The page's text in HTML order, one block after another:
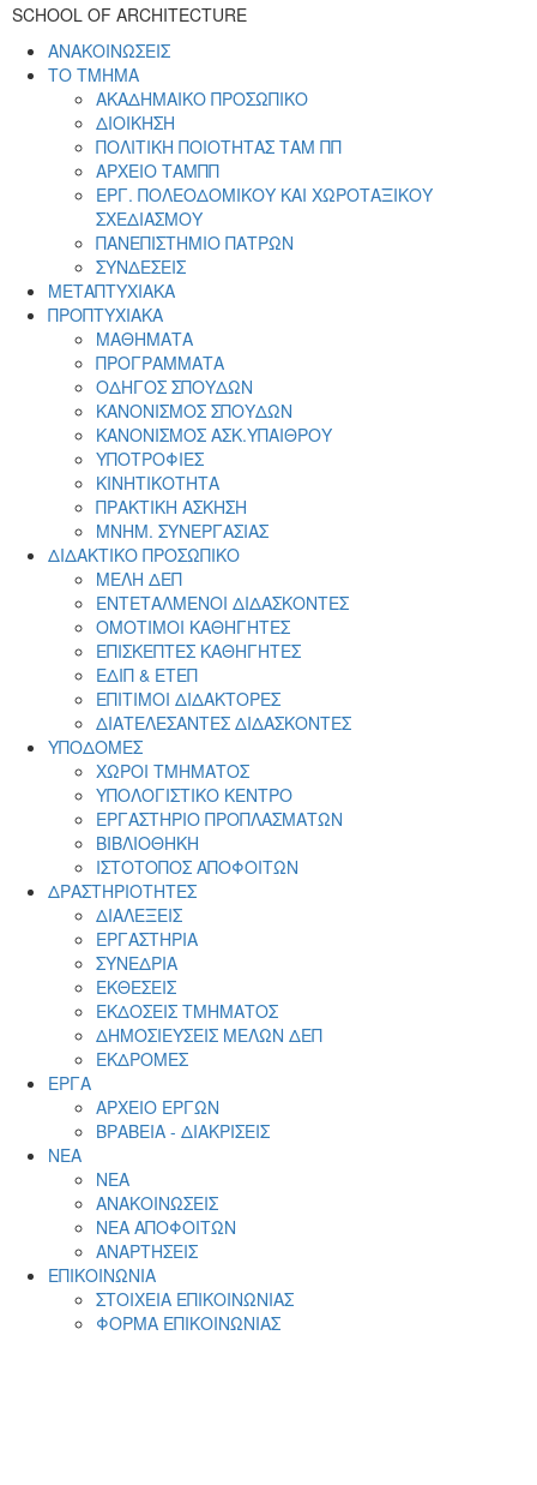
SCHOOL OF ARCHITECTURE
ΑΝΑΚΟΙΝΩΣΕΙΣ
ΤΟ ΤΜΗΜΑ
ΑΚΑΔΗΜΑΙΚΟ ΠΡΟΣΩΠΙΚΟ
ΔΙΟΙΚΗΣΗ
ΠΟΛΙΤΙΚΗ ΠΟΙΟΤΗΤΑΣ ΤΑΜ ΠΠ
ΑΡΧΕΙΟ ΤΑΜΠΠ
ΕΡΓ. ΠΟΛΕΟΔΟΜΙΚΟΥ ΚΑΙ ΧΩΡΟΤΑΞΙΚΟΥ
ΣΧΕΔΙΑΣΜΟΥ
ΠΑΝΕΠΙΣΤΗΜΙΟ ΠΑΤΡΩΝ
ΣΥΝΔΕΣΕΙΣ
ΜΕΤΑΠΤΥΧΙΑΚΑ
ΠΡΟΠΤΥΧΙΑΚΑ
ΜΑΘΗΜΑΤΑ
ΠΡΟΓΡΑΜΜΑΤΑ
ΟΔΗΓΟΣ ΣΠΟΥΔΩΝ
ΚΑΝΟΝΙΣΜΟΣ ΣΠΟΥΔΩΝ
ΚΑΝΟΝΙΣΜΟΣ ΑΣΚ.ΥΠΑΙΘΡΟΥ
ΥΠΟΤΡΟΦΙΕΣ
ΚΙΝΗΤΙΚΟΤΗΤΑ
ΠΡΑΚΤΙΚΗ ΑΣΚΗΣΗ
ΜΝΗΜ. ΣΥΝΕΡΓΑΣΙΑΣ
ΔΙΔΑΚΤΙΚΟ ΠΡΟΣΩΠΙΚΟ
ΜΕΛΗ ΔΕΠ
ΕΝΤΕΤΑΛΜΕΝΟΙ ΔΙΔΑΣΚΟΝΤΕΣ
ΟΜΟΤΙΜΟΙ ΚΑΘΗΓΗΤΕΣ
ΕΠΙΣΚΕΠΤΕΣ ΚΑΘΗΓΗΤΕΣ
ΕΔΙΠ & ΕΤΕΠ
ΕΠΙΤΙΜΟΙ ΔΙΔΑΚΤΟΡΕΣ
ΔΙΑΤΕΛΕΣΑΝΤΕΣ ΔΙΔΑΣΚΟΝΤΕΣ
ΥΠΟΔΟΜΕΣ
ΧΩΡΟΙ ΤΜΗΜΑΤΟΣ
ΥΠΟΛΟΓΙΣΤΙΚΟ ΚΕΝΤΡΟ
ΕΡΓΑΣΤΗΡΙΟ ΠΡΟΠΛΑΣΜΑΤΩΝ
ΒΙΒΛΙΟΘΗΚΗ
ΙΣΤΟΤΟΠΟΣ ΑΠΟΦΟΙΤΩΝ
ΔΡΑΣΤΗΡΙΟΤΗΤΕΣ
ΔΙΑΛΕΞΕΙΣ
ΕΡΓΑΣΤΗΡΙΑ
ΣΥΝΕΔΡΙΑ
ΕΚΘΕΣΕΙΣ
ΕΚΔΟΣΕΙΣ ΤΜΗΜΑΤΟΣ
ΔΗΜΟΣΙΕΥΣΕΙΣ ΜΕΛΩΝ ΔΕΠ
ΕΚΔΡΟΜΕΣ
ΕΡΓΑ
ΑΡΧΕΙΟ ΕΡΓΩΝ
ΒΡΑΒΕΙΑ - ΔΙΑΚΡΙΣΕΙΣ
ΝΕΑ
ΝΕΑ
ΑΝΑΚΟΙΝΩΣΕΙΣ
ΝΕΑ ΑΠΟΦΟΙΤΩΝ
ΑΝΑΡΤΗΣΕΙΣ
ΕΠΙΚΟΙΝΩΝΙΑ
ΣΤΟΙΧΕΙΑ ΕΠΙΚΟΙΝΩΝΙΑΣ
ΦΟΡΜΑ ΕΠΙΚΟΙΝΩΝΙΑΣ